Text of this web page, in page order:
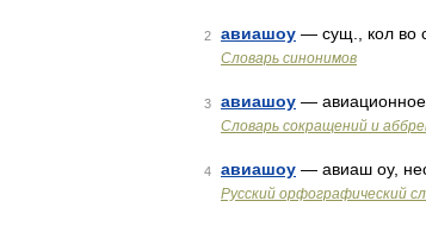
2 авиашоу — сущ., кол во
Словарь синонимов
3 авиашоу —
Словарь сокращений и
4 авиашоу — авиаш оу,
Русский орфографический